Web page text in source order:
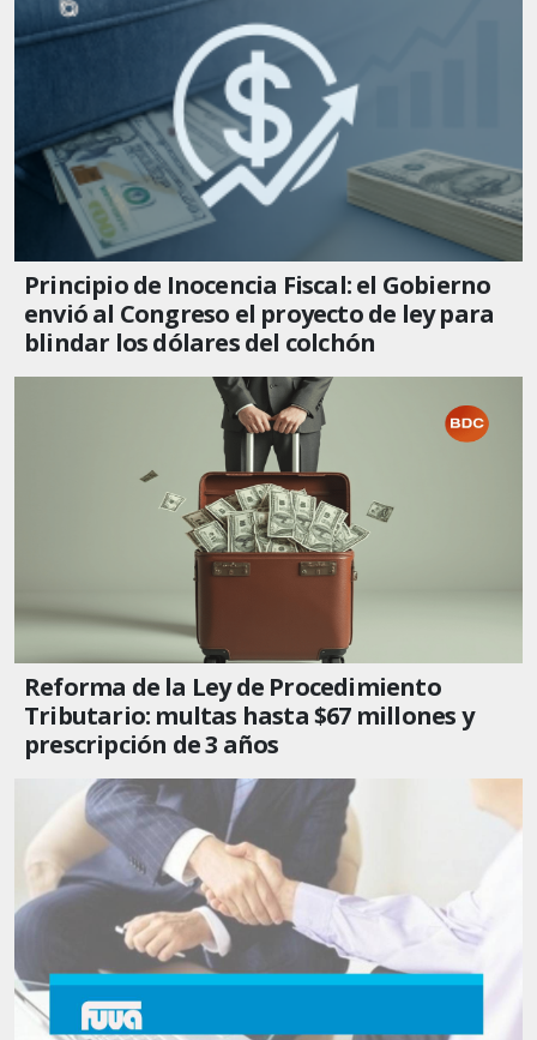
Principio de Inocencia Fiscal: el Gobierno
envió al Congreso el proyecto de ley para
blindar los dólares del colchón
Reforma de la Ley de Procedimiento
Tributario: multas hasta $67 millones y
prescripción de 3 años